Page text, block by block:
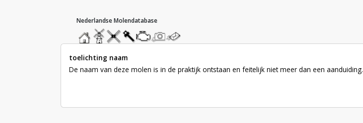
hoofdmenu
homemolendatabase
roedendatabase
assendatabase
motorendatabase
stuur
een
stuur
een
toelichting naam
De naam van deze molen is in de praktijk ontstaan en feitelijk niet meer dan een aanduiding.